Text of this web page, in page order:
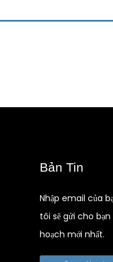
Bản Tin
Nhập email của
tôi sẽ gửi cho
hoạch mới nhất.